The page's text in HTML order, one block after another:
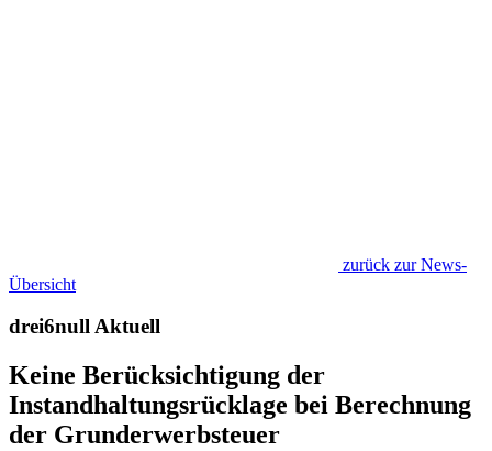
zurück zur News-
Übersicht
drei6null Aktuell
Keine Berücksichtigung der
Instandhaltungsrücklage bei Berechnung
der Grunderwerbsteuer